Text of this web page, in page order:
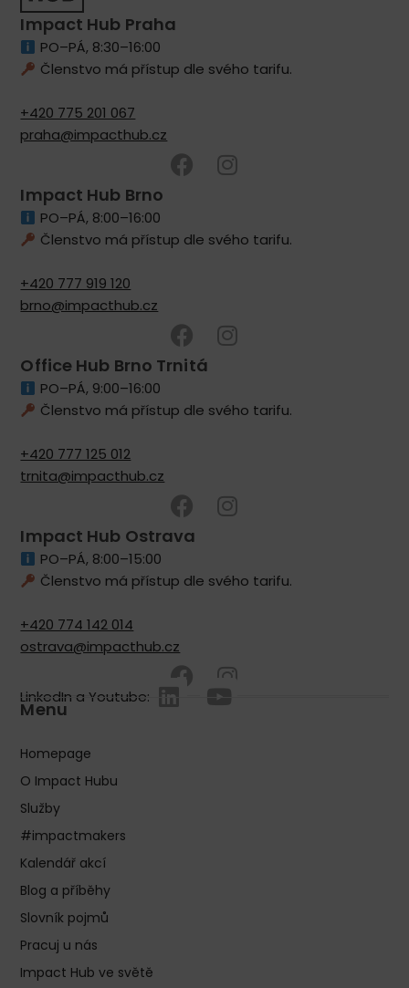
Impact Hub Praha
PO–PÁ, 8:30–16:00
Členstvo má přístup dle svého tarifu.
+420 775 201 067
praha@impacthub.cz
Impact Hub Brno
PO–PÁ, 8:00–16:00
Členstvo má přístup dle svého tarifu.
+420 777 919 120
brno@impacthub.cz
Office Hub Brno Trnitá
PO–PÁ, 9:00–16:00
Členstvo má přístup dle svého tarifu.
+420 777 125 012
trnita@impacthub.cz
Impact Hub Ostrava
PO–PÁ, 8:00–15:00
Členstvo má přístup dle svého tarifu.
+420 774 142 014
ostrava@impacthub.cz
LinkedIn a Youtube:
Menu
Homepage
O Impact Hubu
Služby
#impactmakers
Kalendář akcí
Blog a příběhy
Slovník pojmů
Pracuj u nás
Impact Hub ve světě